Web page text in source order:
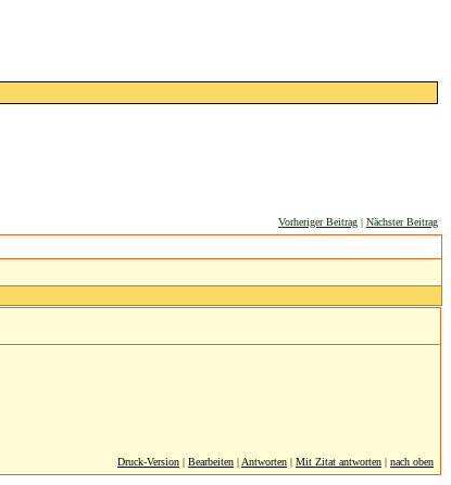
Vorheriger Beitrag | Nächster Beitrag
Druck-Version | Bearbeiten | Antworten | Mit Zitat antworten | nach oben